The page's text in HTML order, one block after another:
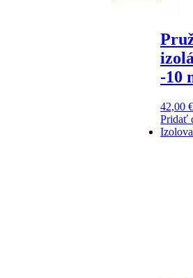
-10
42,00€
Pridať